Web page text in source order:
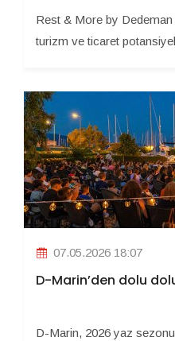
Rest & More by
turizm ve ticaret
07.05.2026 18:07
D-Marin’den dolu
D-Marin, 2026 yaz